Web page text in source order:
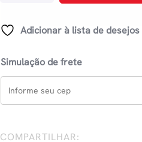
Design
Interiores
quantidade
Adicionar à lista de desejos
Simulação de frete
COMPARTILHAR: